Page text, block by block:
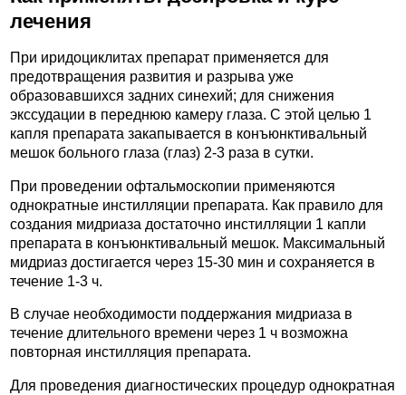
лечения
При иридоциклитах препарат применяется для
предотвращения развития и разрыва уже
образовавшихся задних синехий; для снижения
экссудации в переднюю камеру глаза. С этой целью 1
капля препарата закапывается в конъюнктивальный
мешок больного глаза (глаз) 2-3 раза в сутки.
При проведении офтальмоскопии применяются
однократные инстилляции препарата. Как правило для
создания мидриаза достаточно инстилляции 1 капли
препарата в конъюнктивальный мешок. Максимальный
мидриаз достигается через 15-30 мин и сохраняется в
течение 1-3 ч.
В случае необходимости поддержания мидриаза в
течение длительного времени через 1 ч возможна
повторная инстилляция препарата.
Для проведения диагностических процедур однократная